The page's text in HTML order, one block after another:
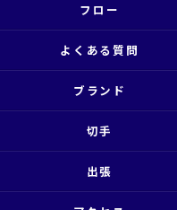
フロー
よくある質問
ブランド
切手
出張